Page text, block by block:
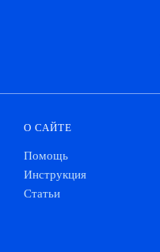
О САЙТЕ
Помощь
Инструкция
Статьи